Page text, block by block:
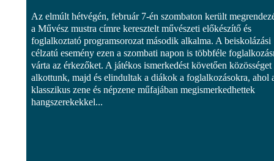
Az elmúlt hétvégén, február 7-én szombaton került
a Művész mustra címre keresztelt művészeti előkészítő és
foglalkoztató programsorozat második alkalma. A beiskolázási
célzatú esemény ezen a szombati napon is többféle
várta az érkezőket. A játékos ismerkedést követően közösséget
alkottunk, majd és elindultak a diákok a foglalkozásokra, ahol
klasszikus zene és népzene műfajában megismerkedhettek
hangszerekekkel...